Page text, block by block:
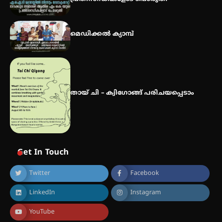
മെഡിക്കൽ ക്യാമ്പ്
തായ് ചി – ക്വിഗോങ്ങ് പരിചയപ്പെടാം
Get In Touch
Twitter Facebook
LinkedIn Instagram
YouTube